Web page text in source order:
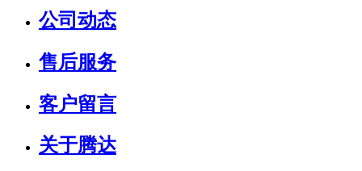
公司动态
售后服务
客户留言
关于腾达